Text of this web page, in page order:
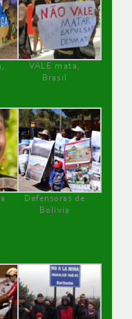
VALE mata,
Brasil
Defensoras de
Bolivia